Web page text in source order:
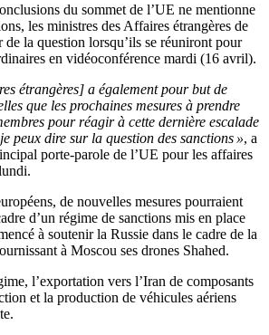
du sommet de l’UE ne mentionne
les ministres des Affaires étrangères de
de la question lorsqu’ils se réuniront pour
en vidéoconférence mardi (16 avril).
étrangères] a également pour but de
que les prochaines mesures à prendre
pour réagir à cette dernière escalade
peux dire sur la question des sanctions », a
porte-parole de l’UE pour les affaires
de nouvelles mesures pourraient
d’un régime de sanctions mis en place
à soutenir la Russie dans le cadre de la
à Moscou ses drones Shahed.
l’exportation vers l’Iran de composants
et la production de véhicules aériens